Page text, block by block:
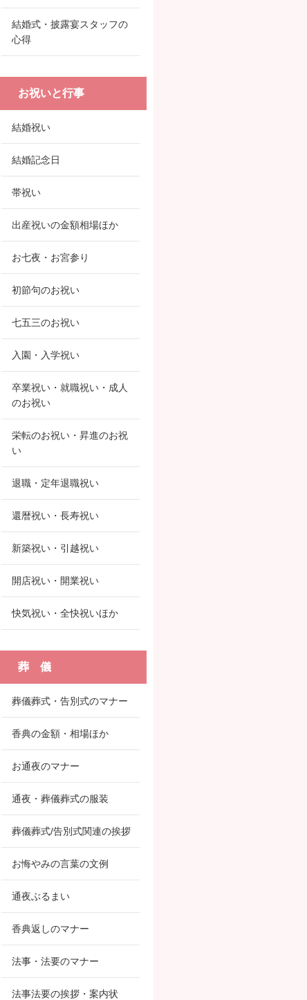
結婚式・披露宴スタッフの
心得
お祝いと行事
結婚祝い
結婚記念日
帯祝い
出産祝いの金額相場ほか
お七夜・お宮参り
初節句のお祝い
七五三のお祝い
入園・入学祝い
卒業祝い・就職祝い・成人
のお祝い
栄転のお祝い・昇進のお祝
い
退職・定年退職祝い
還暦祝い・長寿祝い
新築祝い・引越祝い
開店祝い・開業祝い
快気祝い・全快祝いほか
葬 儀
葬儀葬式・告別式のマナー
香典の金額・相場ほか
お通夜のマナー
通夜・葬儀葬式の服装
葬儀葬式/告別式関連の挨拶
お悔やみの言葉の文例
通夜ぶるまい
香典返しのマナー
法事・法要のマナー
法事法要の挨拶・案内状